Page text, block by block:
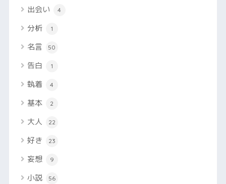
出会い 4
分析 1
名言 50
告白 1
執着 4
基本 2
大人 22
好き 23
妄想 9
小説 56